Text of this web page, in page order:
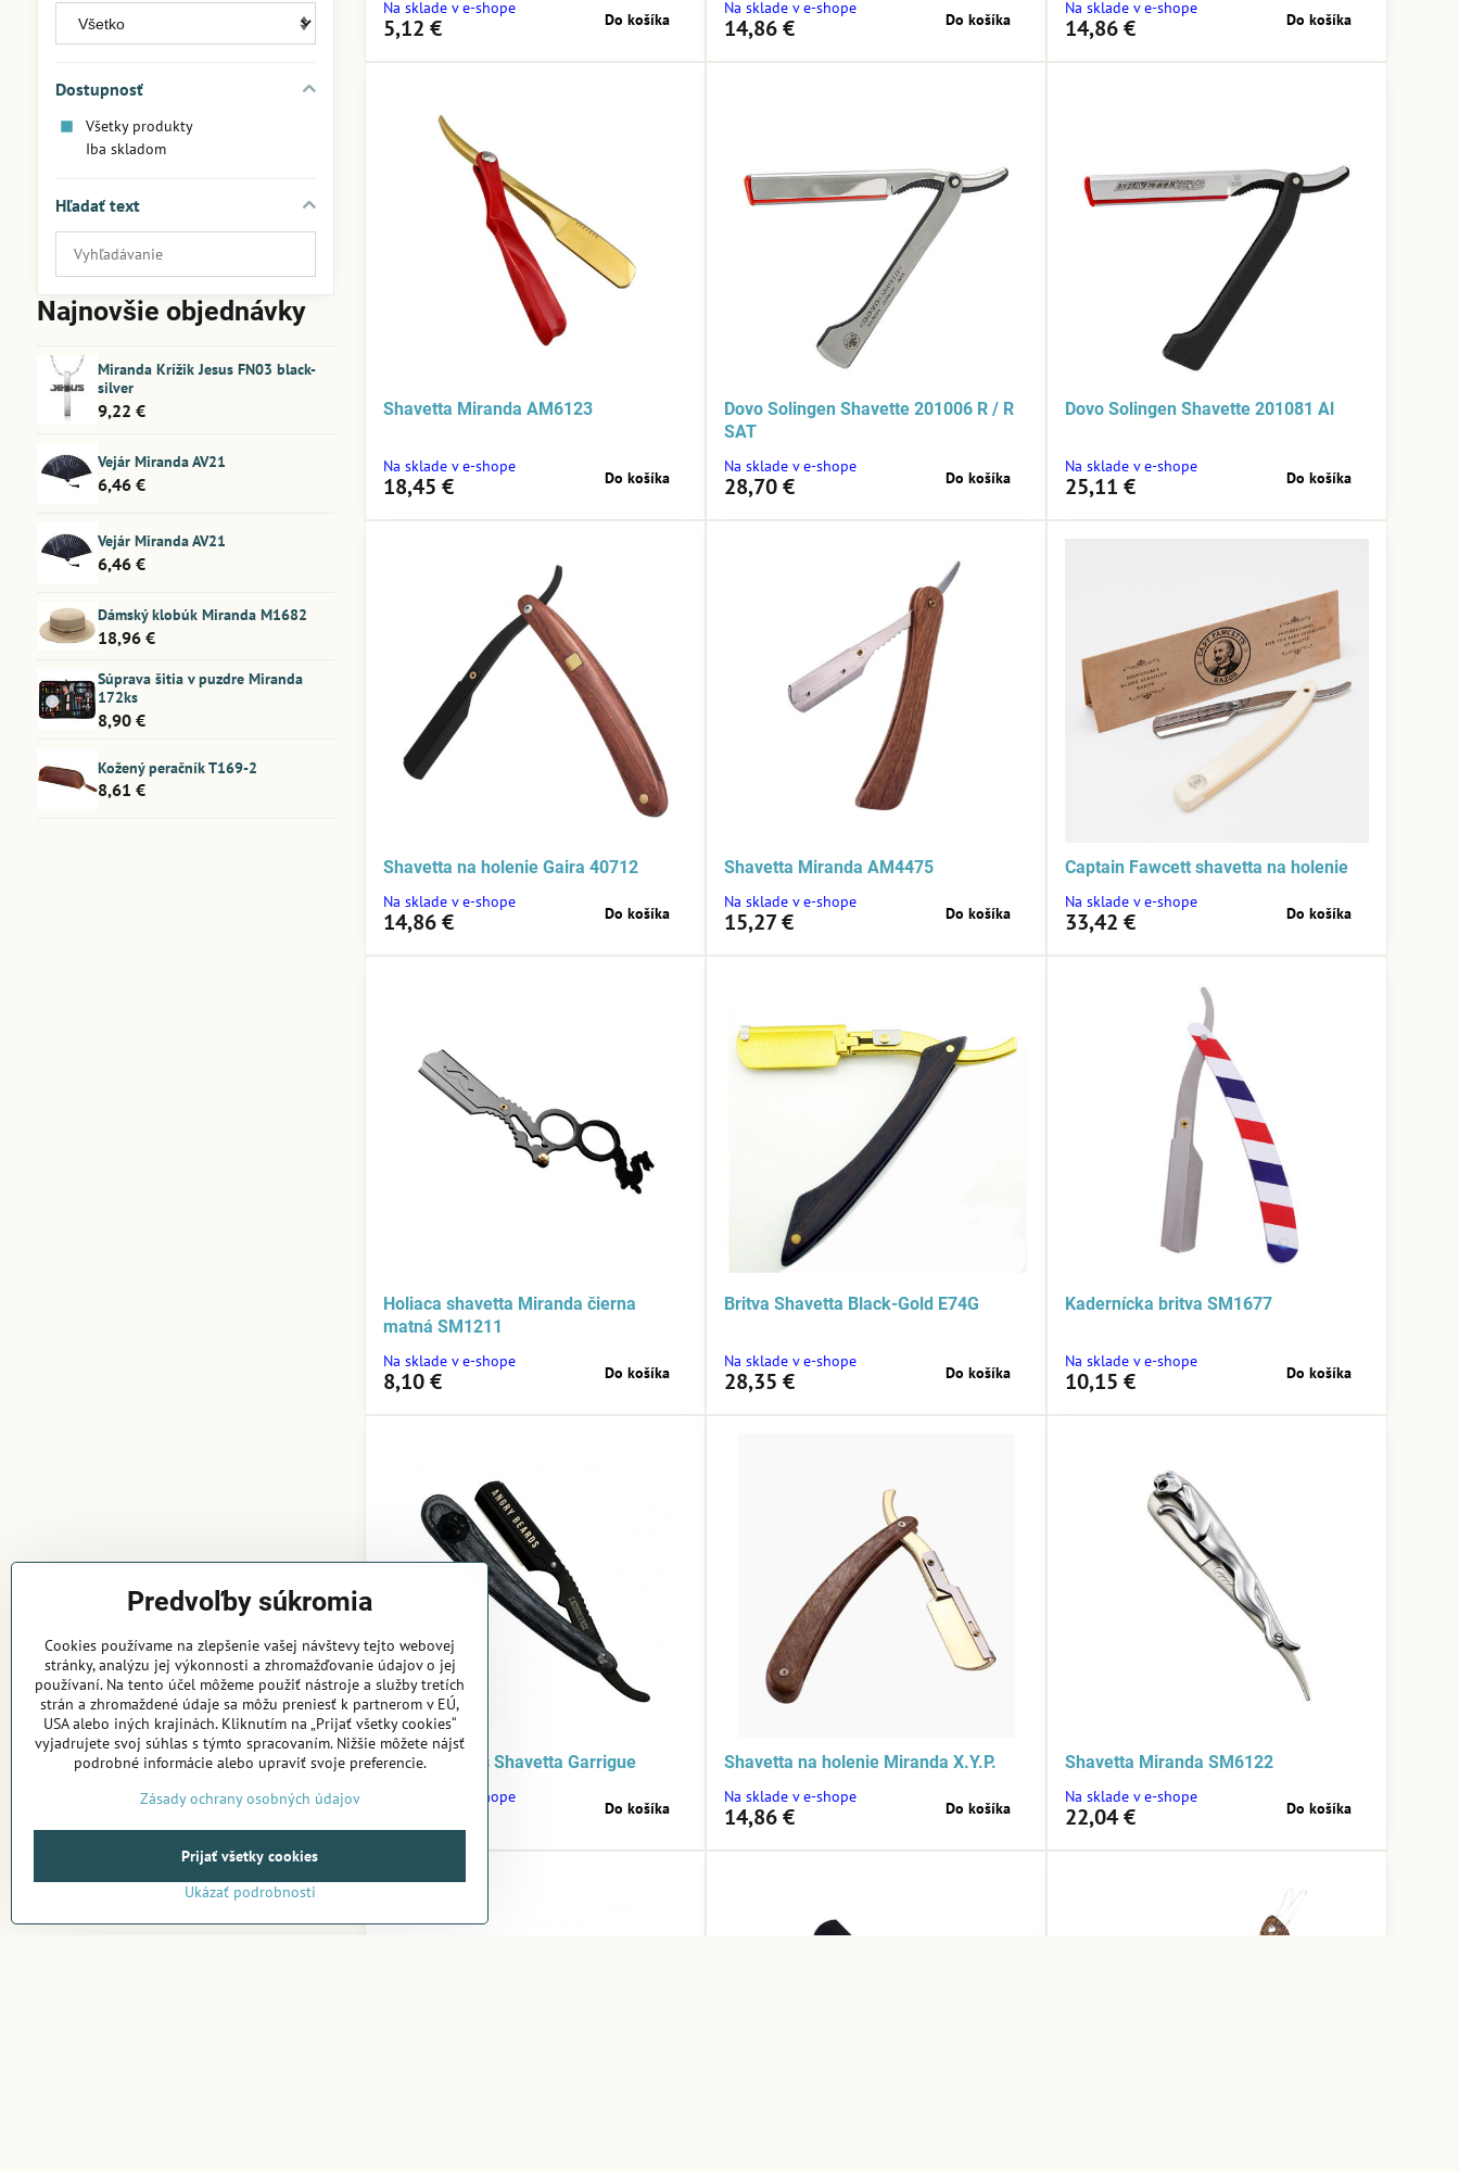
Na sklade v e-shope
5,12 € Do košíka
Na sklade v e-shope
14,86 € Do košíka
Na sklade v e-shope
14,86 € Do košíka
Shavetta Miranda AM6123
Na sklade v e-shope
18,45 € Do košíka
Dovo Solingen Shavette 201006 R / R
SAT
Na sklade v e-shope
28,70 € Do košíka
Dovo Solingen Shavette 201081 Al
Na sklade v e-shope
25,11 € Do košíka
Shavetta na holenie Gaira 40712
Na sklade v e-shope
14,86 € Do košíka
Shavetta Miranda AM4475
Na sklade v e-shope
15,27 € Do košíka
Captain Fawcett shavetta na holenie
Na sklade v e-shope
33,42 € Do košíka
Holiaca shavetta Miranda čierna
matná SM1211
Na sklade v e-shope
8,10 € Do košíka
Britva Shavetta Black-Gold E74G
Na sklade v e-shope
28,35 € Do košíka
Kadernícka britva SM1677
Na sklade v e-shope
10,15 € Do košíka
Angry Beards Shavetta Garrigue
Na sklade v e-shope
Do košíka
Shavetta na holenie Miranda X.Y.P.
Na sklade v e-shope
14,86 € Do košíka
Shavetta Miranda SM6122
Na sklade v e-shope
22,04 € Do košíka
Dostupnosť
Všetky produkty
Iba skladom
Hľadať text
Prehľadať
výsledky
filtra
fulltextom
Najnovšie objednávky
Miranda Krížik Jesus FN03 black-
silver
9,22 €
Vejár Miranda AV21
6,46 €
Vejár Miranda AV21
6,46 €
Dámský klobúk Miranda M1682
18,96 €
Súprava šitia v puzdre Miranda
172ks
8,90 €
Kožený peračník T169-2
8,61 €
Predvoľby súkromia
Cookies používame na zlepšenie vašej návštevy tejto webovej
stránky, analýzu jej výkonnosti a zhromažďovanie údajov o jej
používaní. Na tento účel môžeme použiť nástroje a služby tretích
strán a zhromaždené údaje sa môžu preniesť k partnerom v EÚ,
USA alebo iných krajinách. Kliknutím na „Prijať všetky cookies“
vyjadrujete svoj súhlas s týmto spracovaním. Nižšie môžete nájsť
podrobné informácie alebo upraviť svoje preferencie.
Zásady ochrany osobných údajov
Ukázať podrobnosti
Prijať všetky cookies